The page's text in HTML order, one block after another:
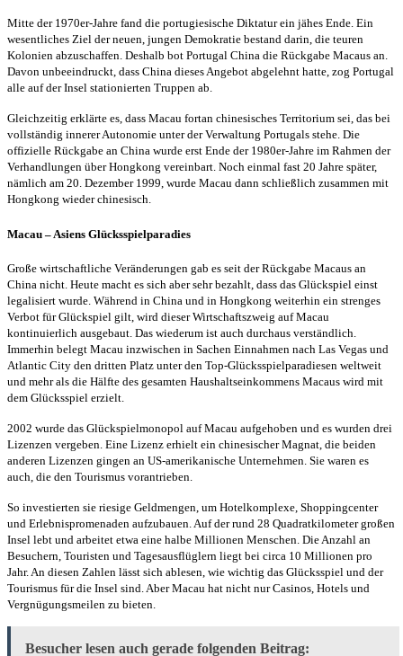
Mitte der 1970er-Jahre fand die portugiesische Diktatur ein jähes Ende. Ein
wesentliches Ziel der neuen, jungen Demokratie bestand darin, die teuren
Kolonien abzuschaffen. Deshalb bot Portugal China die Rückgabe Macaus an.
Davon unbeeindruckt, dass China dieses Angebot abgelehnt hatte, zog Portugal
alle auf der Insel stationierten Truppen ab.
Gleichzeitig erklärte es, dass Macau fortan chinesisches Territorium sei, das bei
vollständig innerer Autonomie unter der Verwaltung Portugals stehe. Die
offizielle Rückgabe an China wurde erst Ende der 1980er-Jahre im Rahmen der
Verhandlungen über Hongkong vereinbart. Noch einmal fast 20 Jahre später,
nämlich am 20. Dezember 1999, wurde Macau dann schließlich zusammen mit
Hongkong wieder chinesisch.
Macau – Asiens Glücksspielparadies
Große wirtschaftliche Veränderungen gab es seit der Rückgabe Macaus an
China nicht. Heute macht es sich aber sehr bezahlt, dass das Glückspiel einst
legalisiert wurde. Während in China und in Hongkong weiterhin ein strenges
Verbot für Glückspiel gilt, wird dieser Wirtschaftszweig auf Macau
kontinuierlich ausgebaut. Das wiederum ist auch durchaus verständlich.
Immerhin belegt Macau inzwischen in Sachen Einnahmen nach Las Vegas und
Atlantic City den dritten Platz unter den Top-Glücksspielparadiesen weltweit
und mehr als die Hälfte des gesamten Haushaltseinkommens Macaus wird mit
dem Glücksspiel erzielt.
2002 wurde das Glückspielmonopol auf Macau aufgehoben und es wurden drei
Lizenzen vergeben. Eine Lizenz erhielt ein chinesischer Magnat, die beiden
anderen Lizenzen gingen an US-amerikanische Unternehmen. Sie waren es
auch, die den Tourismus vorantrieben.
So investierten sie riesige Geldmengen, um Hotelkomplexe, Shoppingcenter
und Erlebnispromenaden aufzubauen. Auf der rund 28 Quadratkilometer großen
Insel lebt und arbeitet etwa eine halbe Millionen Menschen. Die Anzahl an
Besuchern, Touristen und Tagesausflüglern liegt bei circa 10 Millionen pro
Jahr. An diesen Zahlen lässt sich ablesen, wie wichtig das Glücksspiel und der
Tourismus für die Insel sind. Aber Macau hat nicht nur Casinos, Hotels und
Vergnügungsmeilen zu bieten.
Besucher lesen auch gerade folgenden Beitrag: